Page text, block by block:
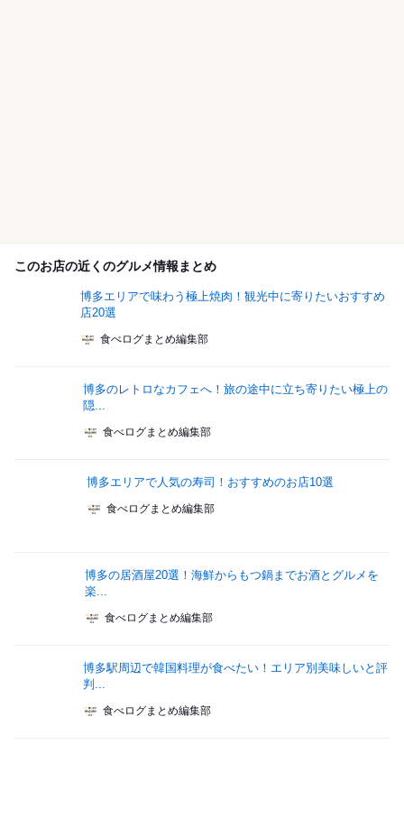
このお店の近くのグルメ情報まとめ
博多エリアで味わう極上焼肉！観光中に寄りたいおすすめ
店20選
食べログまとめ編集部
博多のレトロなカフェへ！旅の途中に立ち寄りたい極上の
隠...
食べログまとめ編集部
博多エリアで人気の寿司！おすすめのお店10選
食べログまとめ編集部
博多の居酒屋20選！海鮮からもつ鍋までお酒とグルメを
楽...
食べログまとめ編集部
博多駅周辺で韓国料理が食べたい！エリア別美味しいと評
判...
食べログまとめ編集部